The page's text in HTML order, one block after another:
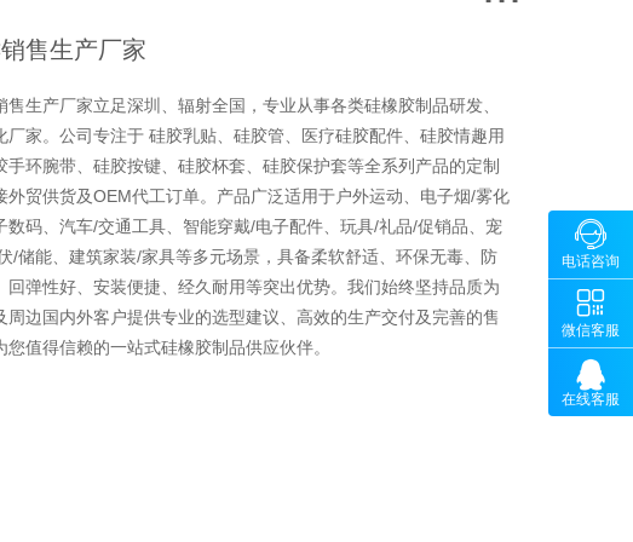
售生产厂家
售生产厂家立足深圳、辐射全国，专业从事各类硅橡胶制品研发、
厂家。公司专注于 硅胶乳贴、硅胶管、医疗硅胶配件、硅胶情趣用
手环腕带、硅胶按键、硅胶杯套、硅胶保护套等全系列产品的定制
外贸供货及OEM代工订单。产品广泛适用于户外运动、电子烟/雾化
数码、汽车/交通工具、智能穿戴/电子配件、玩具/礼品/促销品、宠
/储能、建筑家装/家具等多元场景，具备柔软舒适、环保无毒、防
回弹性好、安装便捷、经久耐用等突出优势。我们始终坚持品质为
周边国内外客户提供专业的选型建议、高效的生产交付及完善的售
您值得信赖的一站式硅橡胶制品供应伙伴。

电话咨询
咨询

微信客服

在线客服